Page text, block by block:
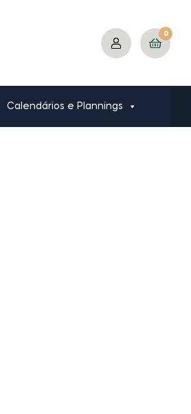
0
Calendários e Plannings